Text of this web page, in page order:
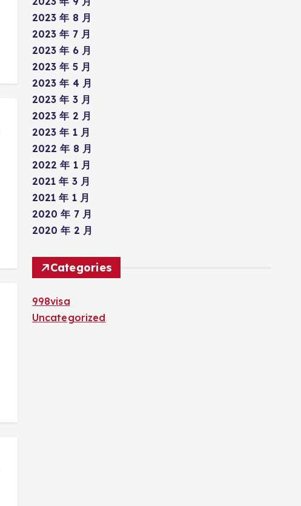
2023 年 8 月
2023 年 7 月
2023 年 6 月
2023 年 5 月
2023 年 4 月
2023 年 3 月
2023 年 2 月
2023 年 1 月
2022 年 8 月
2022 年 1 月
2021 年 3 月
2021 年 1 月
2020 年 7 月
2020 年 2 月
Categories
998visa
Uncategorized